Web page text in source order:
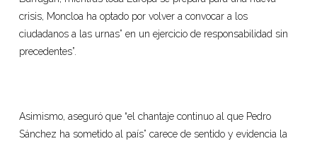
crisis, Moncloa ha optado por volver a convocar a los
ciudadanos a las urnas” en un ejercicio de responsabilidad sin
precedentes”.
Asimismo, aseguró que “el chantaje continuo al que Pedro
Sánchez ha sometido al país” carece de sentido y evidencia la